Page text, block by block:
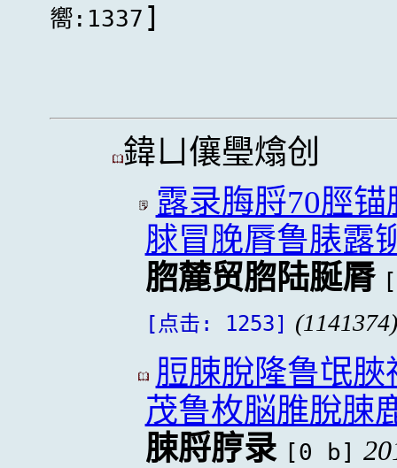
嚮:1337 ]
鍏ㄩ儴璺熻创
露录脢脟70脛
脙冒脕脣鲁脿露
脗麓贸脗陆脠脣
[点击: 1253] (1141374)
脰脨脫隆鲁氓
茂鲁枚脳脽脫脨
脨脟脝录 [0 b]